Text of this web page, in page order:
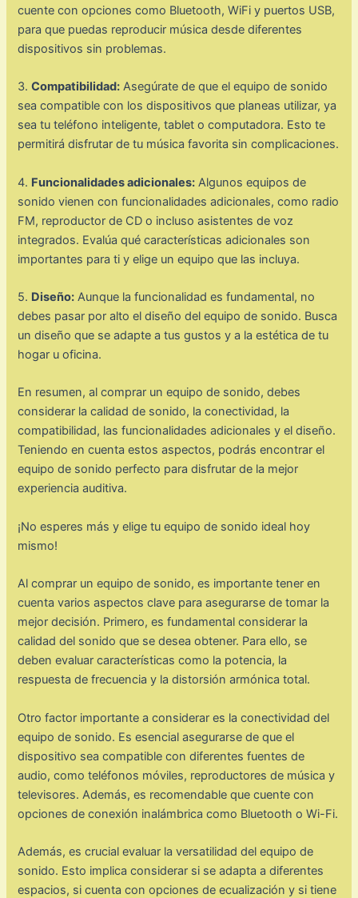
cuente con opciones como Bluetooth, WiFi y puertos USB,
para que puedas reproducir música desde diferentes
dispositivos sin problemas.
3.Compatibilidad: Asegúrate de que el equipo de sonido
sea compatible con los dispositivos que planeas utilizar, ya
sea tu teléfono inteligente, tablet o computadora. Esto te
permitirá disfrutar de tu música favorita sin complicaciones.
4. Funcionalidades adicionales: Algunos equipos de
sonido vienen con funcionalidades adicionales, como radio
FM, reproductor de CD o incluso asistentes de voz
integrados. Evalúa qué características adicionales son
importantes para ti y elige un equipo que las incluya.
5. Diseño: Aunque la funcionalidad es fundamental, no
debes pasar por alto el diseño del equipo de sonido. Busca
un diseño que se adapte a tus gustos y a la estética de tu
hogar u oficina.
En resumen, al comprar un equipo de sonido, debes
considerar la calidad de sonido, la conectividad, la
compatibilidad, las funcionalidades adicionales y el diseño.
Teniendo en cuenta estos aspectos, podrás encontrar el
equipo de sonido perfecto para disfrutar de la mejor
experiencia auditiva.
¡No esperes más y elige tu equipo de sonido ideal hoy
mismo!
Al comprar un equipo de sonido, es importante tener en
cuenta varios aspectos clave para asegurarse de tomar la
mejor decisión. Primero, es fundamental considerar la
calidad del sonido que se desea obtener. Para ello, se
deben evaluar características como la potencia, la
respuesta de frecuencia y la distorsión armónica total.
Otro factor importante a considerar es la conectividad del
equipo de sonido. Es esencial asegurarse de que el
dispositivo sea compatible con diferentes fuentes de
audio, como teléfonos móviles, reproductores de música y
televisores. Además, es recomendable que cuente con
opciones de conexión inalámbrica como Bluetooth o Wi-Fi.
Además, es crucial evaluar la versatilidad del equipo de
sonido. Esto implica considerar si se adapta a diferentes
espacios, si cuenta con opciones de ecualización y si tiene